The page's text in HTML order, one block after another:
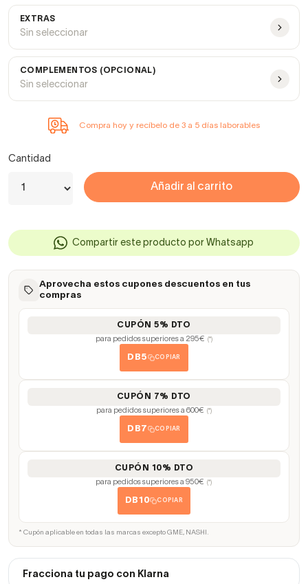
EXTRAS
Sin seleccionar
COMPLEMENTOS (OPCIONAL)
Sin seleccionar
Compra hoy y recíbelo de 3 a 5 días laborables
Cantidad
Añadir al carrito
Compartir este producto por Whatsapp
Aprovecha estos cupones descuentos en tus
compras
CUPÓN 5% DTO
para pedidos superiores a 295€ (*)
DB5 COPIAR
CUPÓN 7% DTO
para pedidos superiores a 600€ (*)
DB7 COPIAR
CUPÓN 10% DTO
para pedidos superiores a 950€ (*)
DB10 COPIAR
* Cupón aplicable en todas las marcas excepto GME, NASHI.
Fracciona tu pago con Klarna